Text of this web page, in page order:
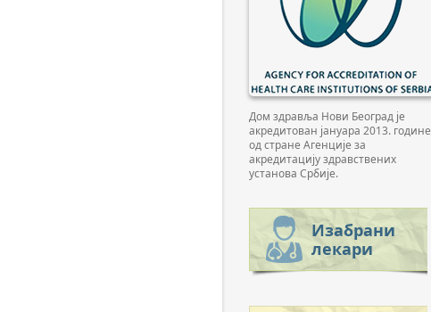
Дом здравља Нови Београд је
акредитован јануара 2013. године
од стране Агенције за
акредитацију здравствених
установа Србије.
Изабрани
лекари